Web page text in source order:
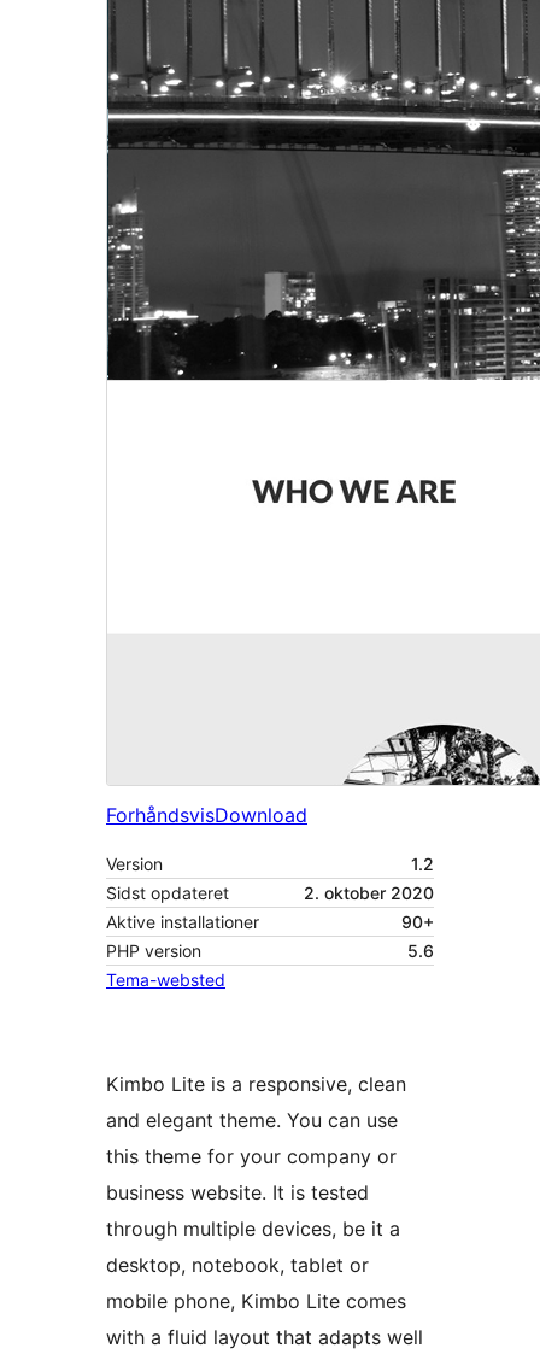
ForhåndsvisDownload
Version
1.2
Sidst opdateret
2. oktober 2020
Aktive installationer
90+
PHP version
5.6
Tema-websted
Kimbo Lite is a responsive, clean
and elegant theme. You can use
this theme for your company or
business website. It is tested
through multiple devices, be it a
desktop, notebook, tablet or
mobile phone, Kimbo Lite comes
with a fluid layout that adapts well